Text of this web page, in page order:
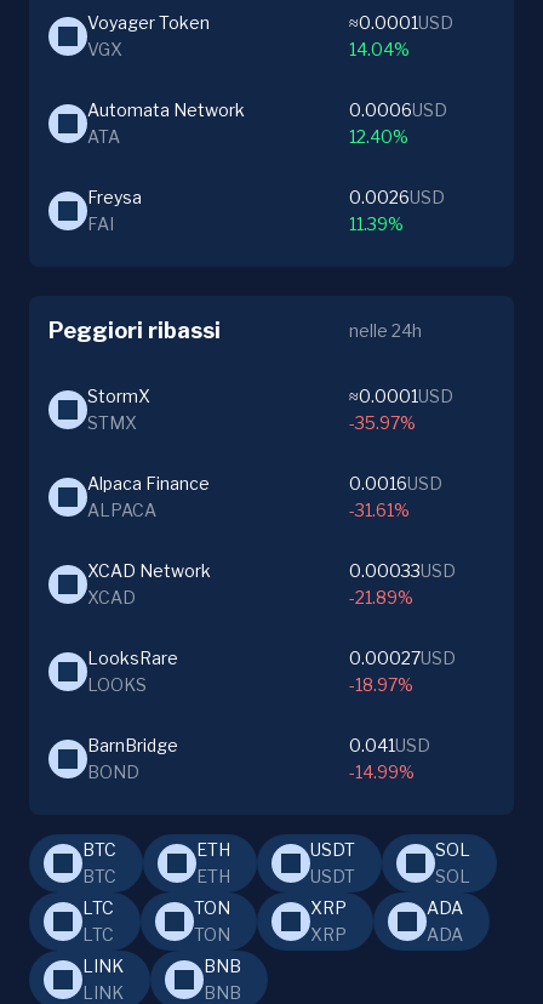
Voyager Token
VGX
≈0.0001USD
14.04%
Automata Network
ATA
0.0006USD
12.40%
Freysa
FAI
0.0026USD
11.39%
Peggiori ribassi nelle 24h
StormX
STMX
≈0.0001USD
-35.97%
Alpaca Finance
ALPACA
0.0016USD
-31.61%
XCAD Network
XCAD
0.00033USD
-21.89%
LooksRare
LOOKS
0.00027USD
-18.97%
BarnBridge
BOND
0.041USD
-14.99%
BTC
BTC
ETH
ETH
USDT
USDT
SOL
SOL
LTC
LTC
TON
TON
XRP
XRP
ADA
ADA
LINK
LINK
BNB
BNB